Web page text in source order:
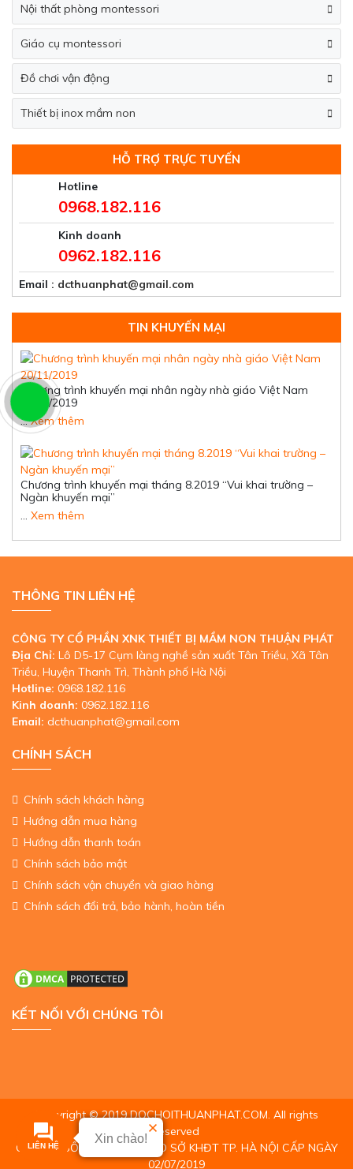
Nội thất phòng montessori
Giáo cụ montessori
Đồ chơi vận động
Thiết bị inox mầm non
HỖ TRỢ TRỰC TUYẾN
Hotline
0968.182.116
Kinh doanh
0962.182.116
Email : dcthuanphat@gmail.com
TIN KHUYẾN MẠI
Chương trình khuyến mại nhân ngày nhà giáo Việt Nam
20/11/2019
…Xem thêm
Chương trình khuyến mại tháng 8.2019 “Vui khai trường –
Ngàn khuyến mại”
Xem thêm
THÔNG TIN LIÊN HỆ
CÔNG TY CỔ PHẦN XNK THIẾT BỊ MẦM NON THUẬN PHÁT
Địa Chỉ: Lô D5-17 Cụm làng nghề sản xuất Tân Triều, Xã Tân
Triều, Huyện Thanh Trì, Thành phố Hà Nội
Hotline: 0968.182.116
Kinh doanh: 0962.182.116
Email: dcthuanphat@gmail.com
CHÍNH SÁCH
Chính sách khách hàng
Hướng dẫn mua hàng
Hướng dẫn thanh toán
Chính sách bảo mật
Chính sách vận chuyển và giao hàng
Chính sách đổi trả, bảo hành, hoàn tiền
KẾT NỐI VỚI CHÚNG TÔI
Copyright © 2019 DOCHOITHUANPHAT.COM. All rights
reserved
GPĐKKD SỐ: 0108806437 DO SỞ KHĐT TP. HÀ NỘI CẤP NGÀY
02/07/2019
LIÊN HỆ
Xin chào!